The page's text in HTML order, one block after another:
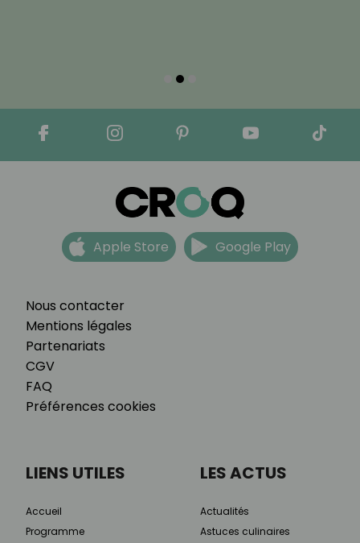
Nous contacter
Mentions légales
Partenariats
CGV
FAQ
Préférences cookies
Apple Store Google Play
LIENS UTILES
Accueil
Programme
LES ACTUS
Actualités
Astuces culinaires